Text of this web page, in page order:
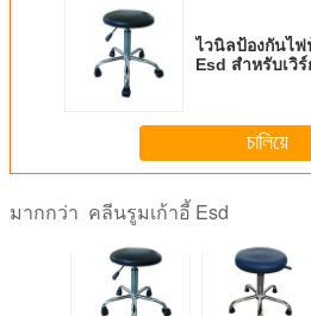
ไวนิลป้องกันไ
Esd สำหรับเวิ
চালিয়ে
มากกว่า คลีนรูมเก้าอี้ Esd